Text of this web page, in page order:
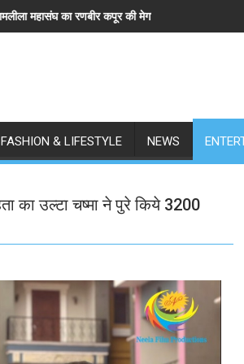
मेगा बजट फिल्म रामायण के मेकर्स को चेतावनीछात्रों के समर्थन
FASHION & LIFESTYLE NEWS
का उल्टा चष्मा ने पुरे किये 3200